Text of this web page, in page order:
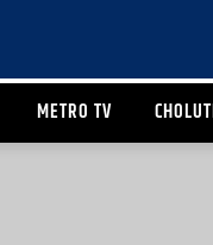
METRO TV